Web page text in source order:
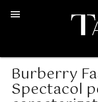
menu
Burberry
Spectacol